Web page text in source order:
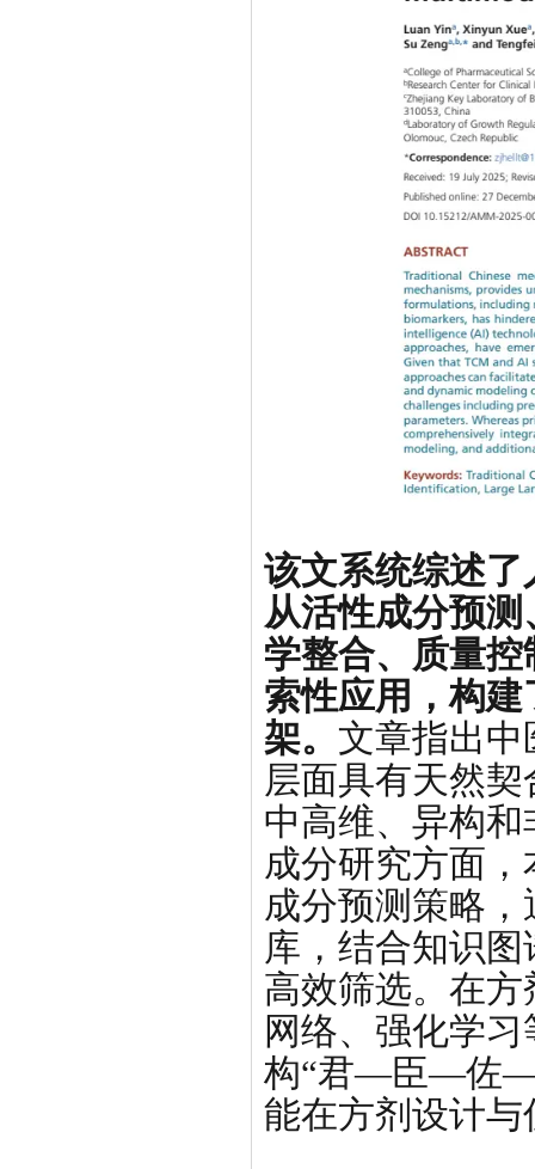
该文系统综述
从活性成分预
学整合、质量
索性应用，构
架。 文章指出
层面具有天然
中高维、异构
成分研究方面
成分预测策略
库，结合知识
高效筛选。在
网络、强化学
构“君—臣—佐—
能在方剂设计